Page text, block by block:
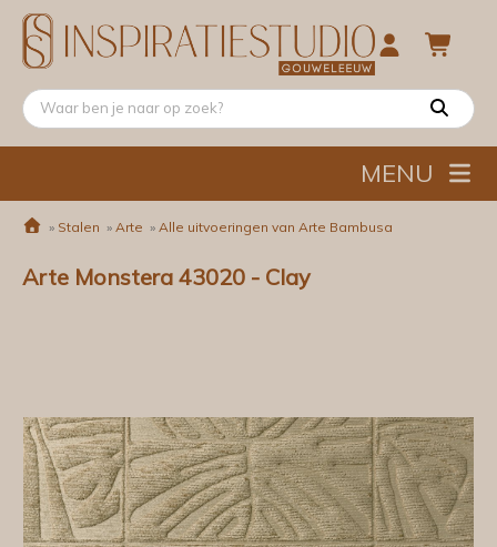
MENU
» Stalen » Arte » Alle uitvoeringen van Arte Bambusa
Arte Monstera 43020 - Clay